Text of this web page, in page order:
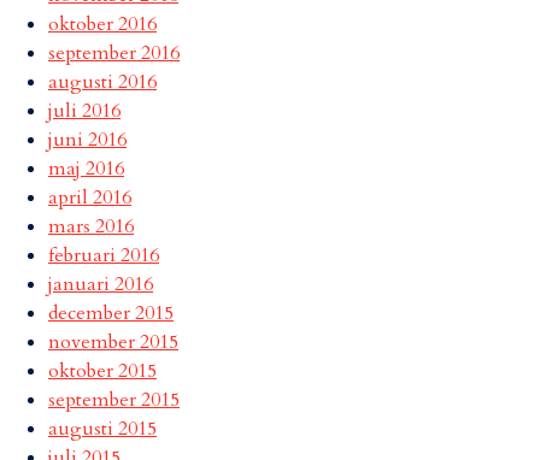
oktober 2016
september 2016
augusti 2016
juli 2016
juni 2016
maj 2016
april 2016
mars 2016
februari 2016
januari 2016
december 2015
november 2015
oktober 2015
september 2015
augusti 2015